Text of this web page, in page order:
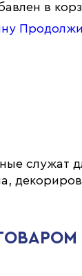
в
служат